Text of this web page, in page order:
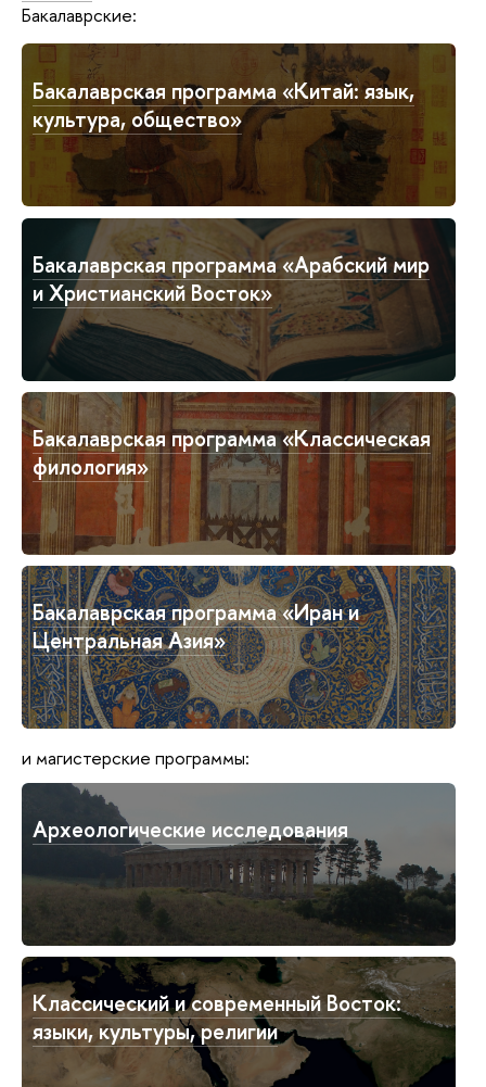
Бакалаврские:
Бакалаврская программа «Китай: язык,
культура, общество»
Бакалаврская программа «Арабский мир
и Христианский Восток»
Бакалаврская программа «Классическая
филология»
Бакалаврская программа «Иран и
Центральная Азия»
и магистерские программы:
Археологические исследования
Классический и современный Восток:
языки, культуры, религии